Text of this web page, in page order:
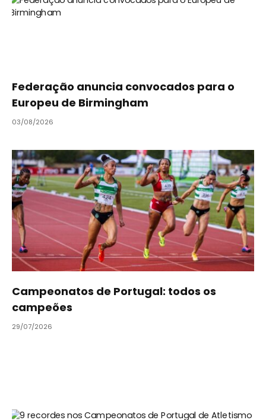
Federação anuncia convocados para o
Europeu de Birmingham
03/08/2026
Campeonatos de Portugal: todos os
campeões
29/07/2026